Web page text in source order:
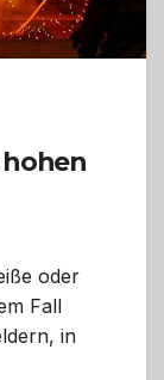
oder
Fall
in